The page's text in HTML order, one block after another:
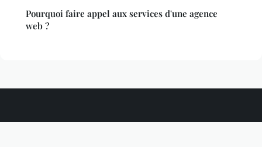
Pourquoi faire appel aux services d'une agence
web ?
Silkgermplasm